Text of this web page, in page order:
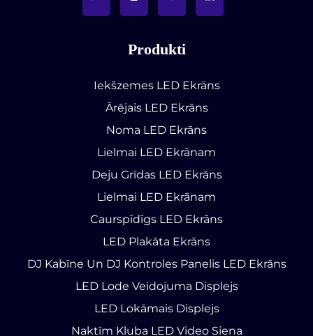
Produkti
Iekšzemes LED Ekrāns
Ārējais LED Ekrāns
Noma LED Ekrāns
Lielmai LED Ekrānam
Deju Grīdas LED Ekrāns
Lielmai LED Ekrānam
Caurspīdīgs LED Ekrāns
LED Plakāta Ekrāns
DJ Kabīne Un DJ Kontroles Panelis LED Ekrāns
LED Lode Veidojuma Displejs
LED Lokāmais Displejs
Naktīm Kluba LED Video Siena